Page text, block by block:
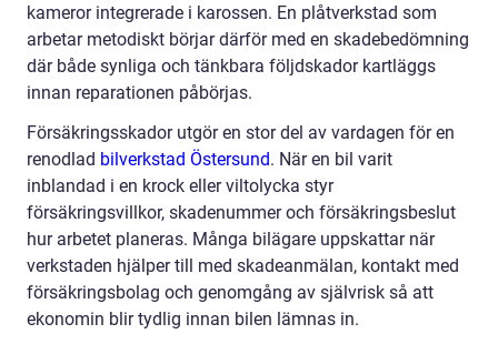
kameror integrerade i karossen. En plåtverkstad som
arbetar metodiskt börjar därför med en skadebedömning
där både synliga och tänkbara följdskador kartläggs
innan reparationen påbörjas.
Försäkringsskador utgör en stor del av vardagen för en
renodlad bilverkstad Östersund. När en bil varit
inblandad i en krock eller viltolycka styr
försäkringsvillkor, skadenummer och försäkringsbeslut
hur arbetet planeras. Många bilägare uppskattar när
verkstaden hjälper till med skadeanmälan, kontakt med
försäkringsbolag och genomgång av självrisk så att
ekonomin blir tydlig innan bilen lämnas in.